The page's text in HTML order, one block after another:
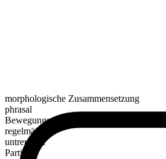
morphologische Zusammensetzung
phrasal
Bewegungsverb
regelmäßig
untrennbar
Partikel